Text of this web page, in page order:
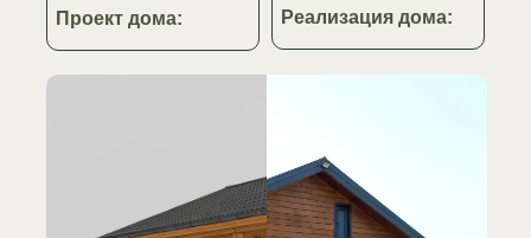
Проект дома: Реализация дома: